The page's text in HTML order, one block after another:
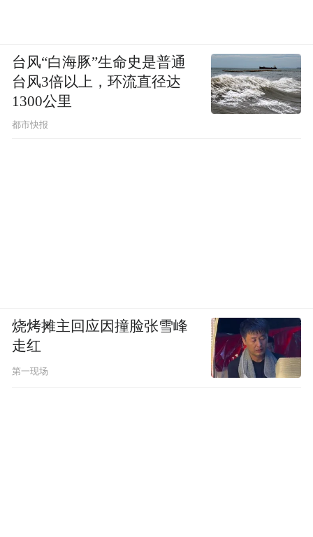
台风“白海豚”生命史是普通
台风3倍以上，环流直径达
1300公里
都市快报
烧烤摊主回应因撞脸张雪峰
走红
第一现场